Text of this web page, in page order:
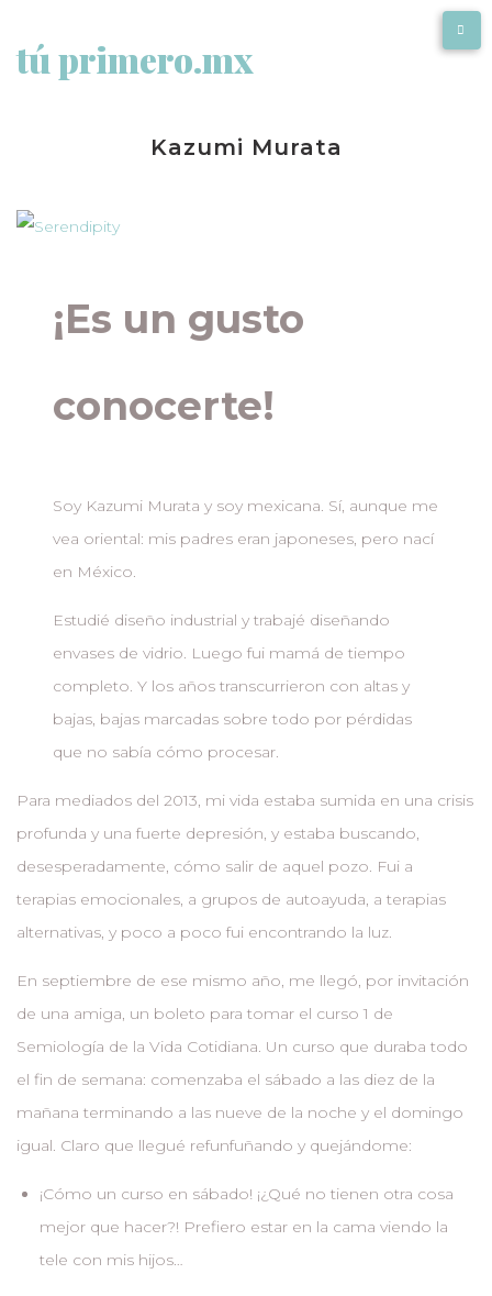
tú primero.mx
Kazumi Murata
¡Es un gusto
conocerte!
Soy Kazumi Murata y soy mexicana. Sí, aunque me
vea oriental: mis padres eran japoneses, pero nací
en México.
Estudié diseño industrial y trabajé diseñando
envases de vidrio. Luego fui mamá de tiempo
completo. Y los años transcurrieron con altas y
bajas, bajas marcadas sobre todo por pérdidas
que no sabía cómo procesar.
Para mediados del 2013, mi vida estaba sumida en una crisis
profunda y una fuerte depresión, y estaba buscando,
desesperadamente, cómo salir de aquel pozo. Fui a
terapias emocionales, a grupos de autoayuda, a terapias
alternativas, y poco a poco fui encontrando la luz.
En septiembre de ese mismo año, me llegó, por invitación
de una amiga, un boleto para tomar el curso 1 de
Semiología de la Vida Cotidiana. Un curso que duraba todo
el fin de semana: comenzaba el sábado a las diez de la
mañana terminando a las nueve de la noche y el domingo
igual. Claro que llegué refunfuñando y quejándome:
¡Cómo un curso en sábado! ¡¿Qué no tienen otra cosa
mejor que hacer?! Prefiero estar en la cama viendo la
tele con mis hijos…